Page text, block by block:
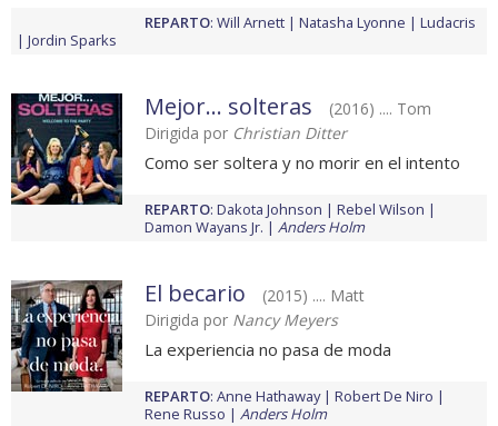
REPARTO: Will Arnett Natasha Lyonne
Ludacris
Jordin Sparks
Mejor... solteras
(2016) .... Tom
Dirigida por Christian Ditter
Como ser soltera y no morir en el intento
REPARTO: Dakota Johnson
Rebel Wilson
Damon Wayans Jr.
Anders Holm
El becario
(2015) .... Matt
Dirigida por Nancy Meyers
La experiencia no pasa de moda
REPARTO: Anne Hathaway
Robert De Niro
Rene Russo
Anders Holm